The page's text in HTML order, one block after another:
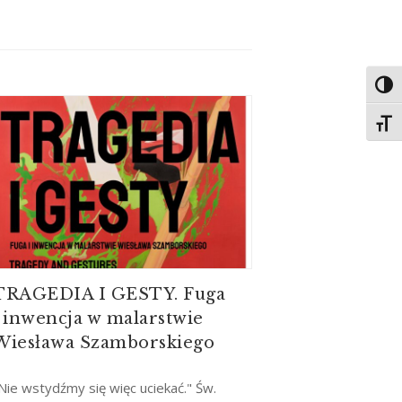
I GESTY. Fuga
w malarstwie
Szamborskiego
wstydźmy się więc uciekać." Św.